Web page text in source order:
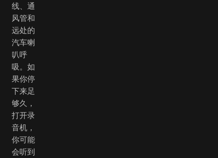
线、通
风管和
远处的
汽车喇
叭呼
吸。如
果你停
下来足
够久，
打开录
音机，
你可能
会听到